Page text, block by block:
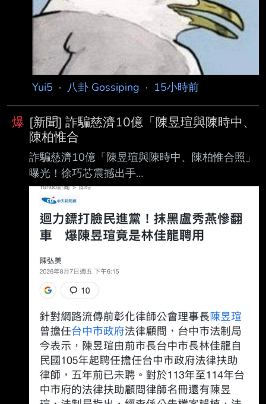
晚，多次
Yui5 · 八卦 Gossiping · 15小時前
爆 [新聞] 詐騙慈濟10億「陳昱瑄與陳時中、
陳柏惟合
詐騙慈濟10億「陳昱瑄與陳時中、陳柏惟合照」
曝光！徐巧芯震撼出手
https://ctinews.com/news/items/8knJwlr4Wo 中
天新聞 2026/08/07 18:25 記者李奕緯 律師陳昱
瑄疫情期間誆稱有管道購買BNT疫苗詐騙慈濟
10.6億元遭起訴，時任中央防疫指 揮官、政委陳
時中今（7）日發長文喊冤當年遭抹黑擋疫苗，
綠營紛紛讚聲。國民黨立委 徐巧芯則揭陳昱瑄與
綠營關係密切。 徐巧芯7日發文。（圖／翻攝徐
巧芯臉書） 徐巧芯臉書7日傍晚發文，今天民進
黨扯了一整天藍白，結果陳昱瑄20